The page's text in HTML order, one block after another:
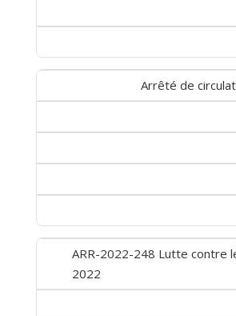
Arrêté de
ARR-2022-248 Lutte contre
2022